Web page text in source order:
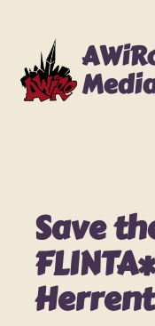
springen
Save